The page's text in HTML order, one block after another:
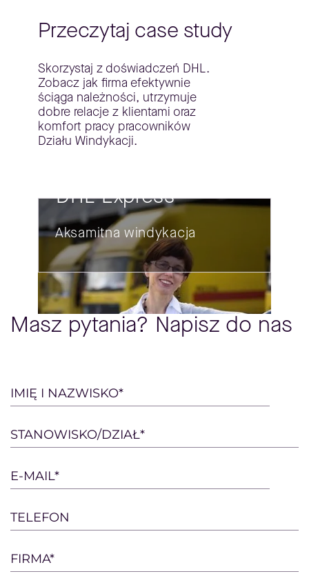
Przeczytaj case study
Skorzystaj z doświadczeń DHL.
Zobacz jak firma efektywnie
ściąga należności, utrzymuje
dobre relacje z klientami oraz
komfort pracy pracowników
Działu Windykacji.
DHL Express
Aksamitna windykacja
Masz pytania? Napisz do nas
Please
this
field
empty.
IMIĘ I NAZWISKO*
STANOWISKO/DZIAŁ*
E-MAIL*
TELEFON
FIRMA*